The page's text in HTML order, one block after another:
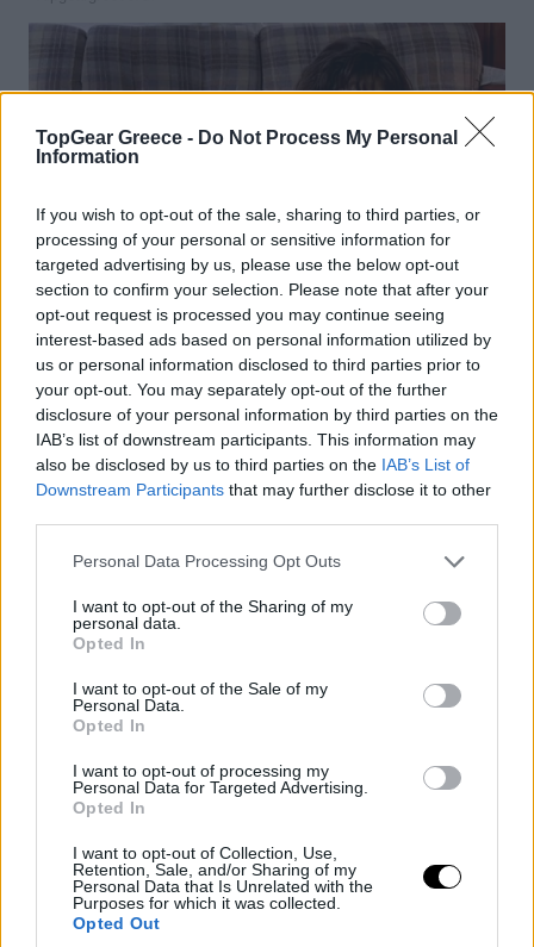
TopGear Greece - Do Not Process My Personal
Information
If you wish to opt-out of the sale, sharing to third parties, or
processing of your personal or sensitive information for
targeted advertising by us, please use the below opt-out
section to confirm your selection. Please note that after your
opt-out request is processed you may continue seeing
interest-based ads based on personal information utilized by
us or personal information disclosed to third parties prior to
your opt-out. You may separately opt-out of the further
disclosure of your personal information by third parties on the
IAB’s list of downstream participants. This information may
also be disclosed by us to third parties on the IAB’s List of
Downstream Participants that may further disclose it to other
Please note that this website/app uses one or more Google
not limited to your visit or usage behaviour. You may click to
grant or deny consent to Google and its third-party tags to
use your data for below specified purposes in below Google
consent section.
Personal Data Processing Opt Outs
I want to opt-out of the Sharing of my
personal data.
Opted In
I want to opt-out of the Sale of my
Personal Data.
Opted In
I want to opt-out of processing my
Personal Data for Targeted Advertising.
Opted In
I want to opt-out of Collection, Use,
Retention, Sale, and/or Sharing of my
Personal Data that Is Unrelated with the
Purposes for which it was collected.
Opted Out